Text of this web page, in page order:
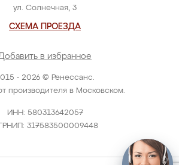
- 2026 © Ренессанс.
производителя в Московском.
ИНН: 580313642057
317583500009448
ул. Солнечная, 3
СХЕМА ПРОЕЗДА
в избранное